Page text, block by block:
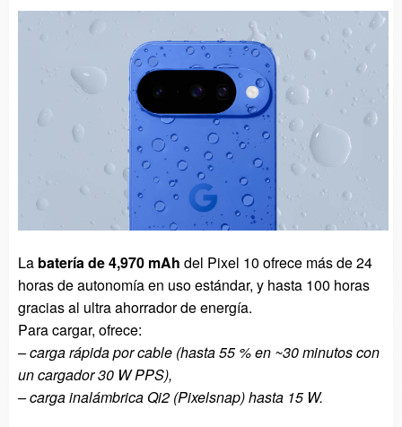
La batería de 4,970 mAh del Pixel 10 ofrece más de 24
horas de autonomía en uso estándar, y hasta 100 horas
gracias al ultra ahorrador de energía.
Para cargar, ofrece:
– carga rápida por cable (hasta 55 % en ~30 minutos con
un cargador 30 W PPS),
– carga inalámbrica Qi2 (Pixelsnap) hasta 15 W.